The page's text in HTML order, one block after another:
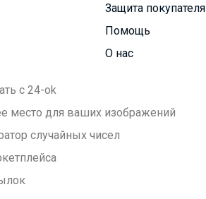
Защита покупателя
Помощь
О нас
с 24-ok
место для ваших изображений
случайных чисел